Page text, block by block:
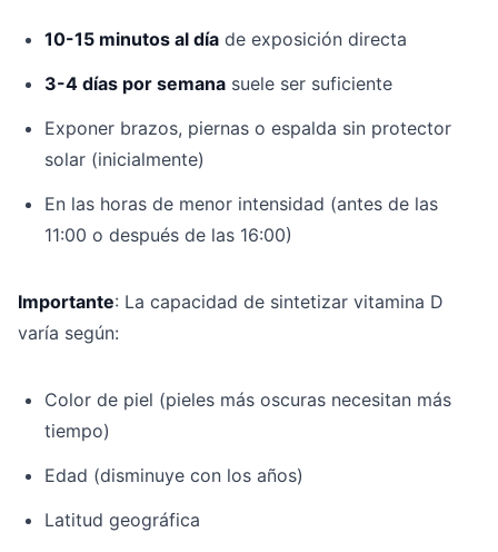
10-15 minutos al día de exposición directa
3-4 días por semana suele ser suficiente
Exponer brazos, piernas o espalda sin protector
solar (inicialmente)
En las horas de menor intensidad (antes de las
11:00 o después de las 16:00)
Importante: La capacidad de sintetizar vitamina D
varía según:
Color de piel (pieles más oscuras necesitan más
tiempo)
Edad (disminuye con los años)
Latitud geográfica